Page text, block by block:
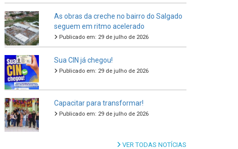
As obras da creche no bairro do Salgado
seguem em ritmo acelerado
Publicado em: 29 de julho de 2026
Sua CIN já chegou!
Publicado em: 29 de julho de 2026
Capacitar para transformar!
Publicado em: 29 de julho de 2026
VER TODAS NOTÍCIAS